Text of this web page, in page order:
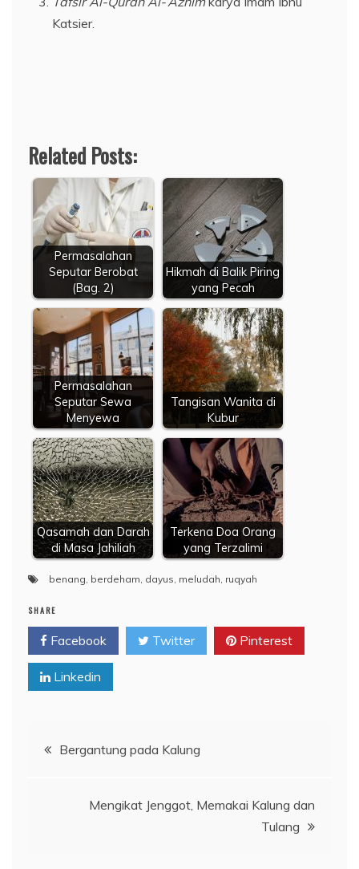
Katsier.
Related Posts:
Permasalahan
Seputar Berobat
(Bag. 2)
Hikmah di Balik Piring
yang Pecah
Permasalahan
Seputar Sewa
Menyewa
Tangisan Wanita di
Kubur
Qasamah dan Darah
di Masa Jahiliah
Terkena Doa Orang
yang Terzalimi
benang, berdeham, dayus, meludah, ruqyah
SHARE
Facebook Twitter Pinterest
Linkedin
Navigasi
Bergantung pada Kalung
Mengikat Jenggot, Memakai Kalung dan
Tulang